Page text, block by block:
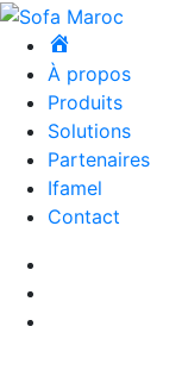
À propos
Produits
Solutions
Partenaires
Ifamel
Contact